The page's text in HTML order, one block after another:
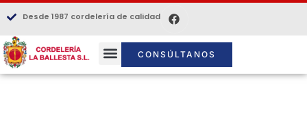
Desde 1987 cordelería de calidad
CONSÚLTANOS